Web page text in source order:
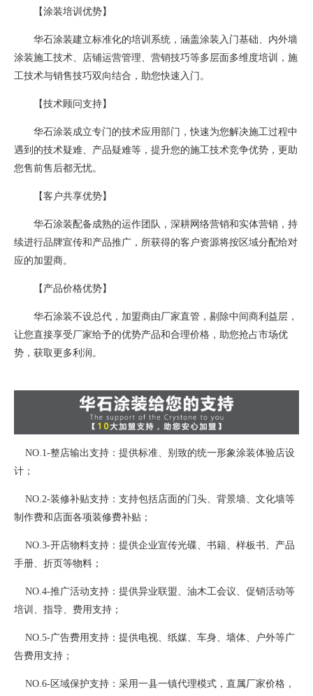
【涂装培训优势】
华石涂装建立标准化的培训系统，涵盖涂装入门基础、内外墙
涂装施工技术、店铺运营管理、营销技巧等多层面多维度培训，施
工技术与销售技巧双向结合，助您快速入门。
【技术顾问支持】
华石涂装成立专门的技术应用部门，快速为您解决施工过程中
遇到的技术疑难、产品疑难等，提升您的施工技术竞争优势，更助
您售前售后都无忧。
【客户共享优势】
华石涂装配备成熟的运作团队，深耕网络营销和实体营销，持
续进行品牌宣传和产品推广，所获得的客户资源将按区域分配给对
应的加盟商。
【产品价格优势】
华石涂装不设总代，加盟商由厂家直管，剔除中间商利益层，
让您直接享受厂家给予的优势产品和合理价格，助您抢占市场优
势，获取更多利润。
NO.1-整店输出支持：提供标准、别致的统一形象涂装体验店设
计；
NO.2-装修补贴支持：支持包括店面的门头、背景墙、文化墙等
制作费和店面各项装修费补贴；
NO.3-开店物料支持：提供企业宣传光碟、书籍、样板书、产品
手册、折页等物料；
NO.4-推广活动支持：提供异业联盟、油木工会议、促销活动等
培训、指导、费用支持；
NO.5-广告费用支持：提供电视、纸媒、车身、墙体、户外等广
告费用支持；
NO.6-区域保护支持：采用一县一镇代理模式，直属厂家价格，